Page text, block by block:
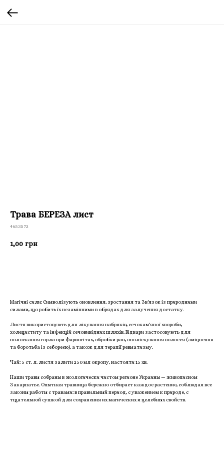
Трава БЕРЕЗА лист
4653572
1,00 грн
Магічні сили: Символізують оновлення, зростання та Зв'язок із природними
силами, що робить їх незамінними в обрядах для залучення достатку.
Листя використовують для лікування набряків, сечокам'яної хвороби,
холециститу та інфекцій сечовивідних шляхів. Відвари застосовують для
полоскання горла при фарингітах, обробки ран, ополіскування волосся (зміцнення
та боротьба із себореєю), а також для терапії ревматизму.
Чай: 5 ст. л. листя залити 250 мл окропу, настояти 15 хв.
Наши травы собраны в экологически чистом регионе Украины — живописном
Закарпатье. Опытная травница бережно отбирает каждое растение, соблюдая все
законы работы с травами: в правильный период, с уважением к природе, с
тщательной сушкой для сохранения их магических и целебных свойств.